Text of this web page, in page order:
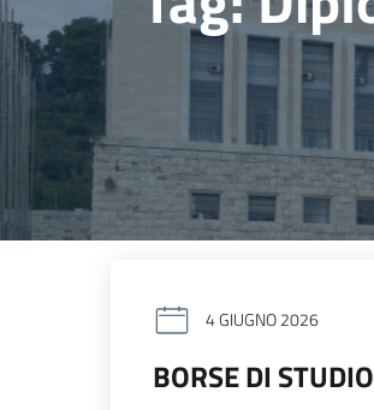
4 GIUGNO 2026
BORSE DI